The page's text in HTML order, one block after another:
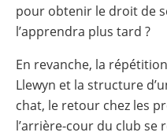
pour obtenir le droit de
l’apprendra plus tard ?
En revanche, la
Llewyn et la structure
chat, le retour chez les
l’arrière-cour du club